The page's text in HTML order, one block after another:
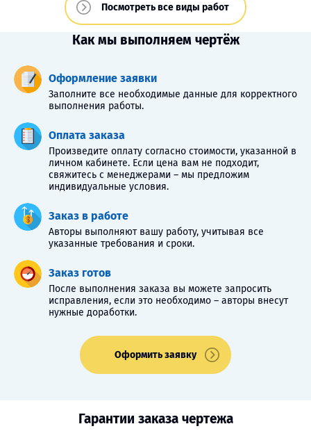
Посмотреть все виды работ
Как мы выполняем чертёж
Оформление заявки
Заполните все необходимые данные для корректного
выполнения работы.
Оплата заказа
Произведите оплату согласно стоимости, указанной в
личном кабинете. Если цена вам не подходит,
свяжитесь с менеджерами – мы предложим
индивидуальные условия.
Заказ в работе
Авторы выполняют вашу работу, учитывая все
указанные требования и сроки.
Заказ готов
После выполнения заказа вы можете запросить
исправления, если это необходимо – авторы внесут
нужные доработки.
Оформить заявку
Гарантии заказа чертежа